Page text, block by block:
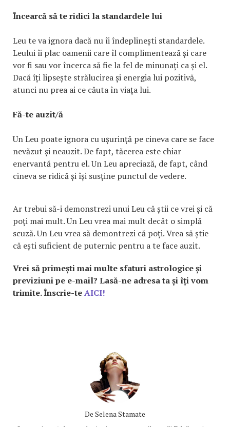
Încearcă să te ridici la standardele lui
Leu te va ignora dacă nu îi îndeplinești standardele.
Leului îi plac oamenii care îl complimentează și care
vor fi sau vor încerca să fie la fel de minunați ca și el.
Dacă îți lipsește strălucirea și energia lui pozitivă,
atunci nu prea ai ce căuta în viața lui.
Fă-te auzit/ă
Un Leu poate ignora cu ușurință pe cineva care se face
nevăzut și neauzit. De fapt, tăcerea este chiar
enervantă pentru el. Un Leu apreciază, de fapt, când
cineva se ridică și își susține punctul de vedere.
Ar trebui să-i demonstrezi unui Leu că știi ce vrei și că
poți mai mult. Un Leu vrea mai mult decât o simplă
scuză. Un Leu vrea să demontrezi că poți. Vrea să știe
că ești suficient de puternic pentru a te face auzit.
Vrei să primești mai multe sfaturi astrologice și
previziuni pe e-mail? Lasă-ne adresa ta și îți vom
trimite. Înscrie-teAICI!
De Selena Stamate